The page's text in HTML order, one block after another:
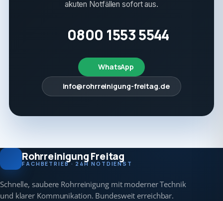
akuten Notfällen sofort aus.
0800 1553 5544
WhatsApp
info@rohrreinigung-freitag.de
Rohrreinigung Freitag
FACHBETRIEB · 24H NOTDIENST
Schnelle, saubere Rohrreinigung mit moderner Technik
und klarer Kommunikation. Bundesweit erreichbar.